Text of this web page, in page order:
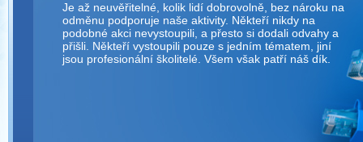
Je až neuvěřitelné, kolik lidí dobrovolně, bez nároku na
odměnu podporuje naše aktivity. Někteří nikdy na
podobné akci nevystoupili, a přesto si dodali odvahy a
přišli. Někteří vystoupili pouze s jedním tématem, jiní
jsou profesionální školitelé. Všem však patří náš dík.